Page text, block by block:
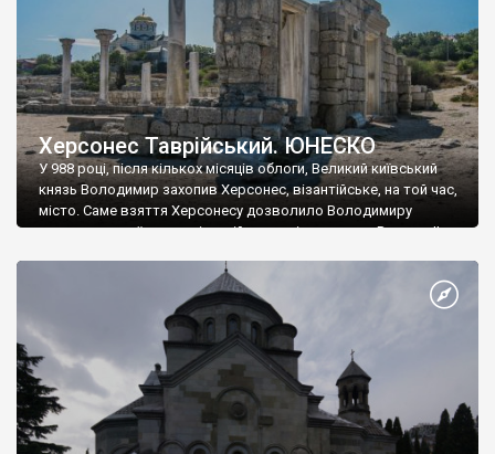
Херсонес Таврійський. ЮНЕСКО
У 988 році, після кількох місяців облоги, Великий київський
князь Володимир захопив Херсонес, візантійське, на той час,
місто. Саме взяття Херсонесу дозволило Володимиру
диктувати свої умови візантійському імператору Василю ІІ, та
Херсонесі Володимир-язичник, став Василем-християнином.
А потім було Хрещення Русі. На честь Херсонесу Таврійського